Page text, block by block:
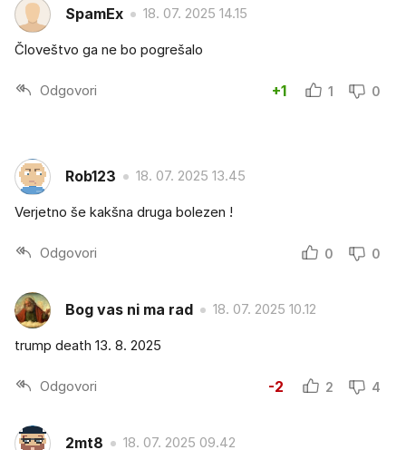
SpamEx 18. 07. 2025 14.15
Človeštvo ga ne bo pogrešalo
Odgovori +1 1 0
Rob123 18. 07. 2025 13.45
Verjetno še kakšna druga bolezen !
Odgovori 0 0
Bog vas ni ma rad 18. 07. 2025 10.12
trump death 13. 8. 2025
Odgovori -2 2 4
2mt8 18. 07. 2025 09.42